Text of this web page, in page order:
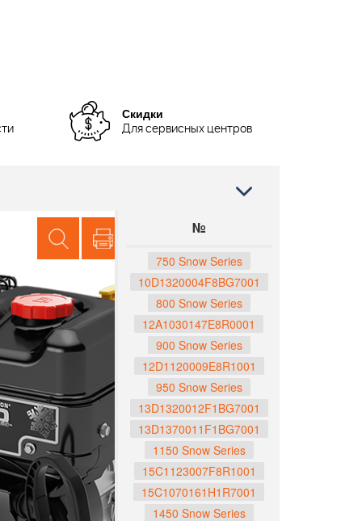
Скидки
Для сервисных центров
№
750 Snow Series
10D1320004F8BG7001
800 Snow Series
12A1030147E8R0001
900 Snow Series
12D1120009E8R1001
950 Snow Series
13D1320012F1BG7001
13D1370011F1BG7001
1150 Snow Series
15C1123007F8R1001
15C1070161H1R7001
1450 Snow Series